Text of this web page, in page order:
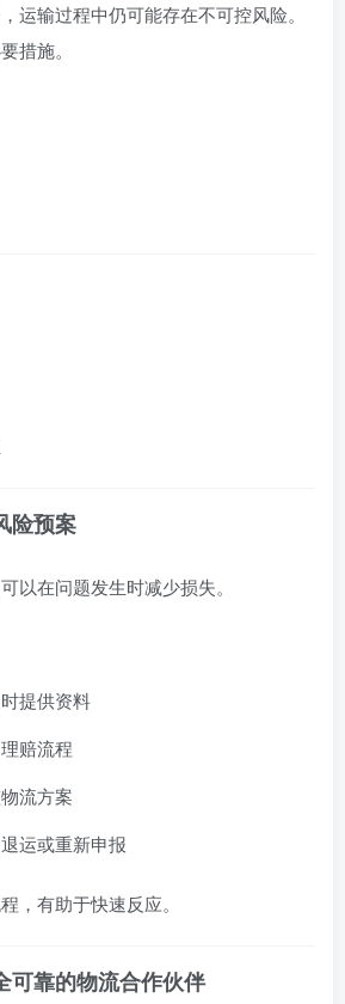
运输过程中仍可能存在不可控风险。
措施。
险预案
以在问题发生时减少损失。
提供资料
赔流程
流方案
退运或重新申报
，有助于快速反应。
可靠的物流合作伙伴